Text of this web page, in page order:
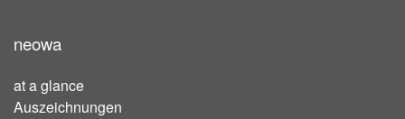
neowa
at a glance
Auszeichnungen